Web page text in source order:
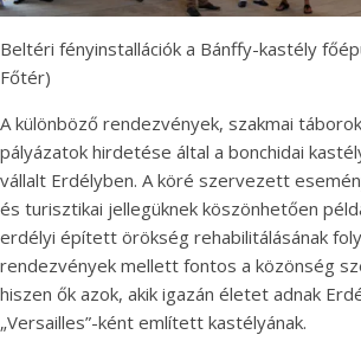
Beltéri fényinstallációk a Bánffy-kastély
Főtér)
A különböző rendezvények, szakmai
pályázatok hirdetése által a bonchidai
vállalt Erdélyben. A köré szervezett
és turisztikai jellegüknek köszönhetően
erdélyi épített örökség rehabilitálásának
rendezvények mellett fontos a közönség
hiszen ők azok, akik igazán életet adnak
„Versailles”-ként említett kastélyának.